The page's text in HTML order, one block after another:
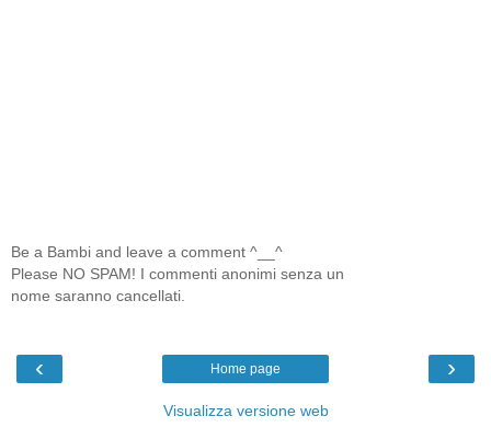
Be a Bambi and leave a comment ^__^
Please NO SPAM! I commenti anonimi senza un
nome saranno cancellati.
‹ ›
Home page
Visualizza versione web